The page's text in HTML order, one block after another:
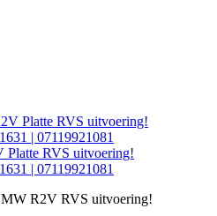
RVS uitvoering!
| 07119921081
R2V RVS uitvoering!